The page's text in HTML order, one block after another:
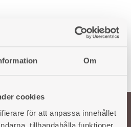
Om
cookies
för att anpassa innehållet
tillhandahålla funktioner